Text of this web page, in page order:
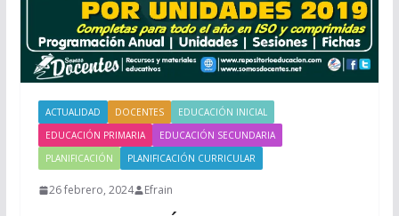
ACTUALIDAD DOCENTES
EDUCACIÓN INICIAL
EDUCACIÓN PRIMARIA
EDUCACIÓN SECUNDARIA
PLANIFICACIÓN
PLANIFICACIÓN CURRICULAR
26 febrero, 2024 Efrain